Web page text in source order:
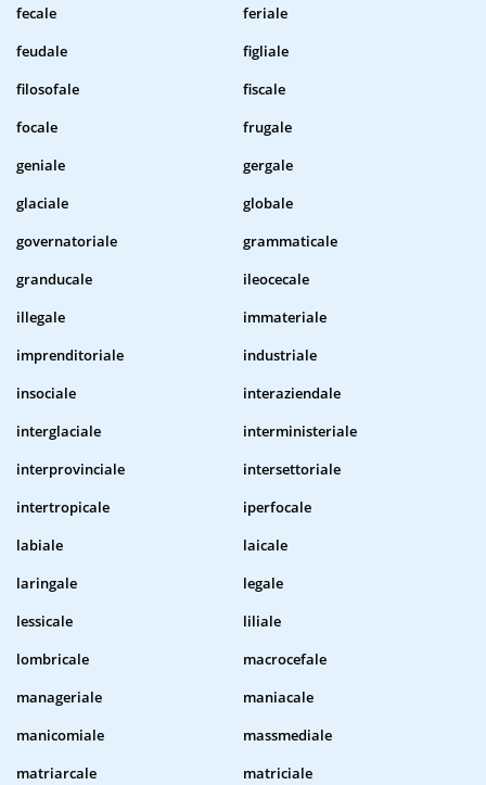
fecale
feriale
feudale
figliale
filosofale
fiscale
focale
frugale
geniale
gergale
glaciale
globale
governatoriale
grammaticale
granducale
ileocecale
illegale
immateriale
imprenditoriale
industriale
insociale
interaziendale
interglaciale
interministeriale
interprovinciale
intersettoriale
intertropicale
iperfocale
labiale
laicale
laringale
legale
lessicale
liliale
lombricale
macrocefale
manageriale
maniacale
manicomiale
massmediale
matriarcale
matriciale